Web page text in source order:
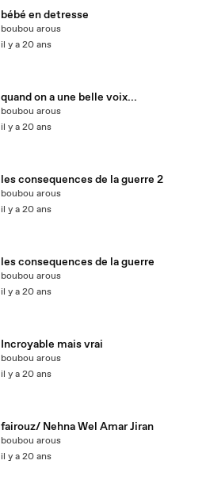
bébé en detresse
boubou arous
il y a 20 ans
quand on a une belle voix...
boubou arous
il y a 20 ans
les consequences de la guerre 2
boubou arous
il y a 20 ans
les consequences de la guerre
boubou arous
il y a 20 ans
Incroyable mais vrai
boubou arous
il y a 20 ans
fairouz/ Nehna Wel Amar Jiran
boubou arous
il y a 20 ans